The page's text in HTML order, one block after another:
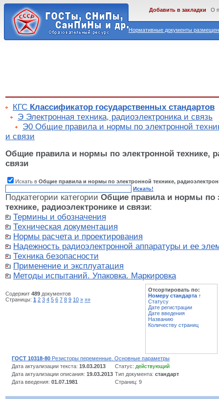
Нормативные документы
Добавить в закладки О
КГС Классификатор государственных стандартов
Э Электронная техника, радиоэлектроника и связь
Э0 Общие правила и нормы по электронной
и связи
Общие правила и нормы по электронной технике,
связи
Искать в Общие правила и нормы по электронной технике,
Искать!
Подкатегории категории Общие правила и нормы по
технике, радиоэлектронике и связи:
Термины и обозначения
Техническая документация
Нормы расчета и проектирования
Надежность радиоэлектронной аппаратуры и ее
Техника безопасности
Применение и эксплуатация
Методы испытаний. Упаковка. Маркировка
Содержит 489 документов
Страницы: 1 2 3 4 5 6 7 8 9 10 » »»
Отсортировать по:
Номеру стандарта ↑
Статусу
Дате регистрации
Дате введения
Названию
Количеству страниц
ГОСТ 10318-80 Резисторы переменные. Основные параметры
Дата актуализации текста: 19.03.2013 Статус: действующий
Дата актуализации описания: 19.03.2013 Тип документа: стандарт
Дата введения: 01.07.1981 Страниц: 9